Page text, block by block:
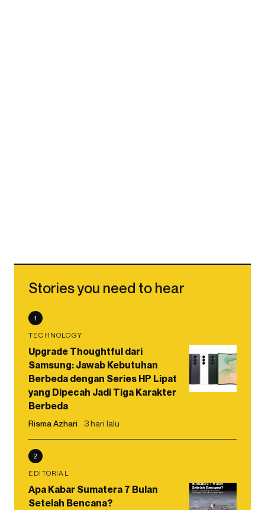
Stories you need to hear
1
TECHNOLOGY
Upgrade Thoughtful dari
Samsung: Jawab Kebutuhan
Berbeda dengan Series HP Lipat
yang Dipecah Jadi Tiga Karakter
Berbeda
Risma Azhari 3 hari lalu
2
EDITORIAL
Apa Kabar Sumatera 7 Bulan
Setelah Bencana?